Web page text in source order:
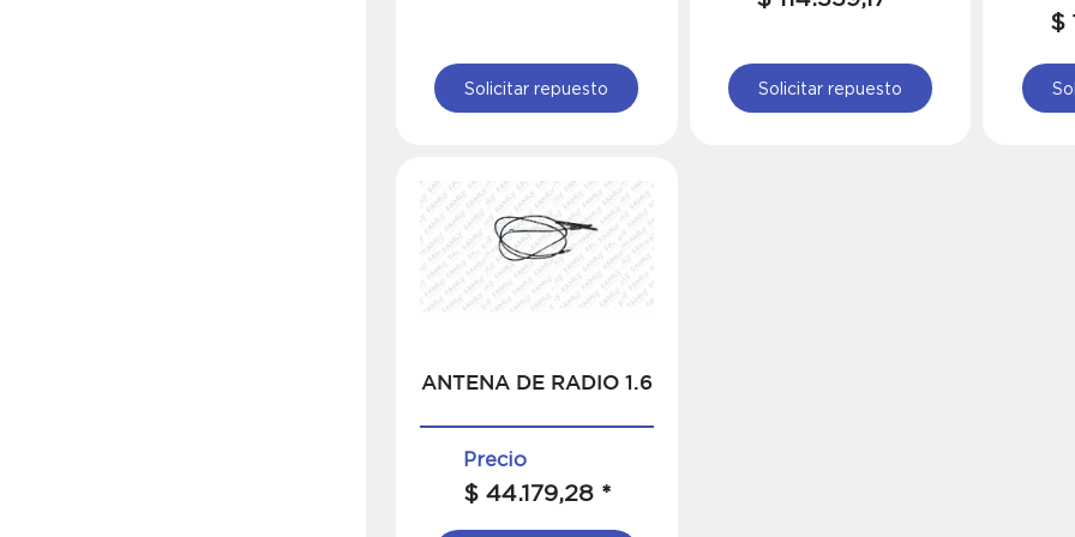
Solicitar repuesto Solicitar repuesto
$
ANTENA DE RADIO 1.6
Precio
$ 44.179,28 *